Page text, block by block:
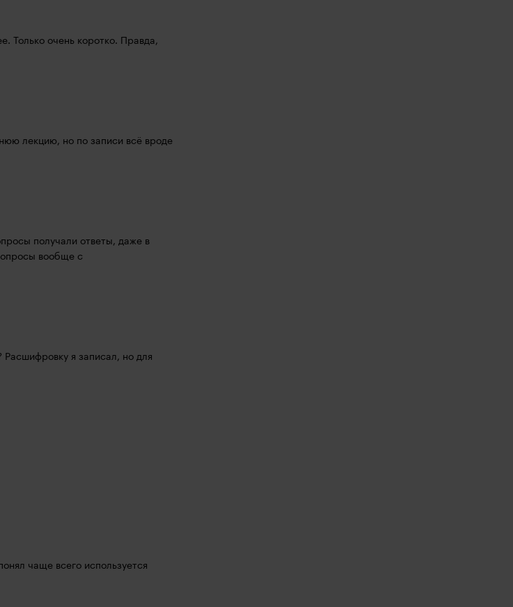
Только очень коротко. Правда,
лекцию, но по записи всё вроде
получали ответы, даже в
вообще с
Расшифровку я записал, но для
чаще всего используется